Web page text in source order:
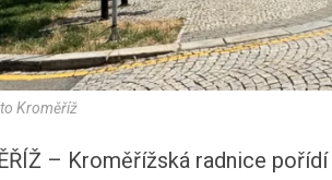
Kroměříž
– Kroměřížská radnice